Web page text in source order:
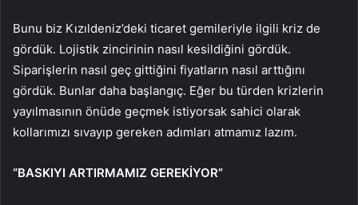
Bunu biz Kızıldeniz’deki ticaret gemileriyle ilgili kriz de
gördük. Lojistik zincirinin nasıl kesildiğini gördük.
Siparişlerin nasıl geç gittiğini fiyatların nasıl arttığını
gördük. Bunlar daha başlangıç. Eğer bu türden krizlerin
yayılmasının önüde geçmek istiyorsak sahici olarak
kollarımızı sıvayıp gereken adımları atmamız lazım.
“BASKIYI ARTIRMAMIZ GEREKİYOR”